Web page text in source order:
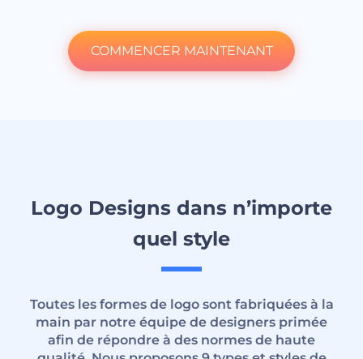
COMMENCER MAINTENANT
Logo Designs dans n’importe
quel style
Toutes les formes de logo sont fabriquées à la
main par notre équipe de designers primée
afin de répondre à des normes de haute